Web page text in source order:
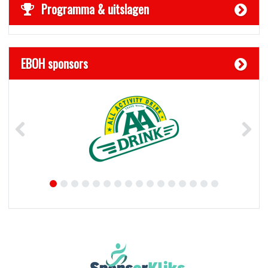
Programma & uitslagen
EBOH sponsors